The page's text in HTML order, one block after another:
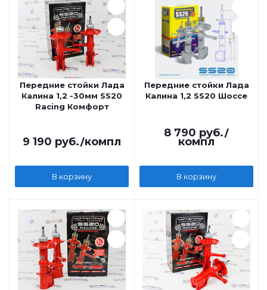
Передние стойки Лада
Калина 1,2 -30мм SS20
Racing Комфорт
9 190 руб./компл
В корзину
Передние стойки Лада
Калина 1,2 SS20 Шоссе
8 790 руб./
компл
В корзину